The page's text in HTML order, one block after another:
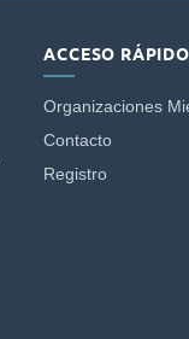
ACCESO RÁPIDO
Organizaciones
Contacto
Registro